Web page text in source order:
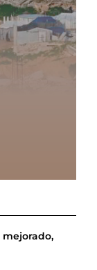
mejorado,